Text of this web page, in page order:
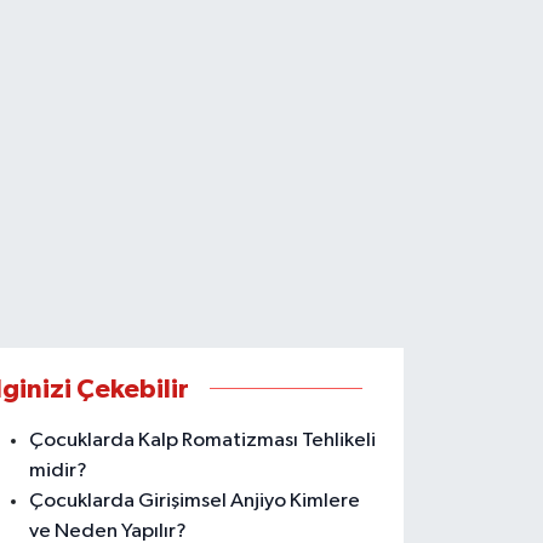
Çekebilir
Çocuklarda Kalp Romatizması Tehlikeli
midir?
Çocuklarda Girişimsel Anjiyo Kimlere
ve Neden Yapılır?